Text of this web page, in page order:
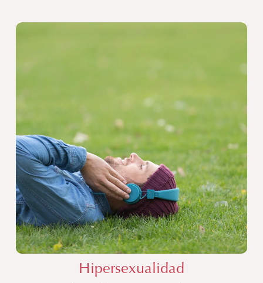
Hipersexualidad
Tratamiento
|
Clínica
Miralles